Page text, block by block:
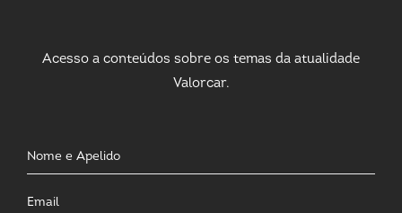
Acesso a conteúdos sobre os temas da atualidade
Valorcar.